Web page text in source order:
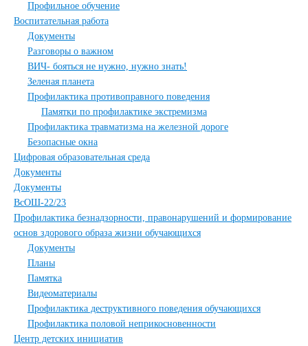
Профильное обучение
Воспитательная работа
Документы
Разговоры о важном
ВИЧ- бояться не нужно, нужно знать!
Зеленая планета
Профилактика противоправного поведения
Памятки по профилактике экстремизма
Профилактика травматизма на железной дороге
Безопасные окна
Цифровая образовательная среда
Документы
Документы
ВсОШ-22/23
Профилактика безнадзорности, правонарушений и формирование
основ здорового образа жизни обучающихся
Документы
Планы
Памятка
Видеоматериалы
Профилактика деструктивного поведения обучающихся
Профилактика половой неприкосновенности
Центр детских инициатив